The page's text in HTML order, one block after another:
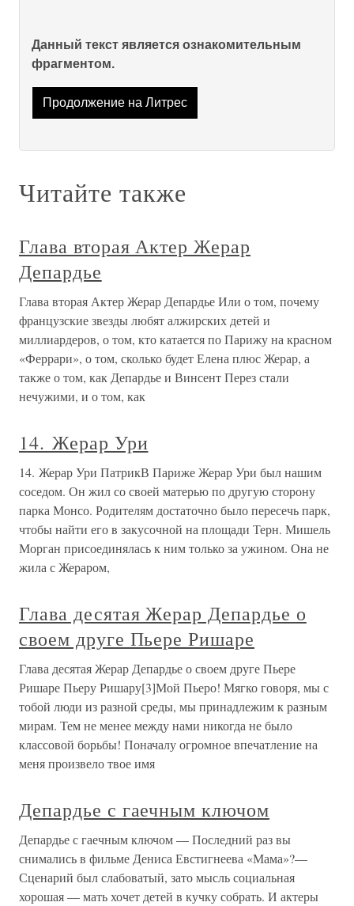
Данный текст является ознакомительным
фрагментом.
Продолжение на Литрес
Читайте также
Глава вторая Актер Жерар
Депардье
Глава вторая Актер Жерар Депардье Или о том, почему
французские звезды любят алжирских детей и
миллиардеров, о том, кто катается по Парижу на красном
«Феррари», о том, сколько будет Елена плюс Жерар, а
также о том, как Депардье и Винсент Перез стали
нечужими, и о том, как
14. Жерар Ури
14. Жерар Ури ПатрикВ Париже Жерар Ури был нашим
соседом. Он жил со своей матерью по другую сторону
парка Монсо. Родителям достаточно было пересечь парк,
чтобы найти его в закусочной на площади Терн. Мишель
Морган присоединялась к ним только за ужином. Она не
жила с Жераром,
Глава десятая Жерар Депардье о
своем друге Пьере Ришаре
Глава десятая Жерар Депардье о своем друге Пьере
Ришаре Пьеру Ришару[3]Мой Пьеро! Мягко говоря, мы с
тобой люди из разной среды, мы принадлежим к разным
мирам. Тем не менее между нами никогда не было
классовой борьбы! Поначалу огромное впечатление на
меня произвело твое имя
Депардье с гаечным ключом
Депардье с гаечным ключом — Последний раз вы
снимались в фильме Дениса Евстигнеева «Мама»?—
Сценарий был слабоватый, зато мысль социальная
хорошая — мать хочет детей в кучку собрать. И актеры